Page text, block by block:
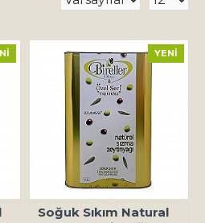
YENI
Soğuk Sıkım Natural